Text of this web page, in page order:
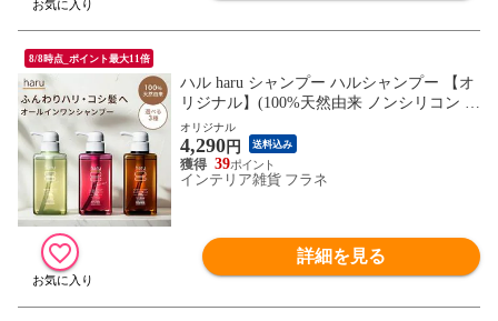
8/8時点_ポイント最大11倍
ハル haru シャンプー ハルシャンプー 【オ
リジナル】(100%天然由来 ノンシリコン ku
rokami スカルプ アミノ酸シャンプー 地肌
リンス不要 ダメージ補修 ヘアケア ボリュ
ーム オールインワンシャンプー 女性 女性
用 頭皮ケア )【送料無料】
オリジナル
4,290円 送料込み
39
インテリア雑貨 フラネ
詳細を見る